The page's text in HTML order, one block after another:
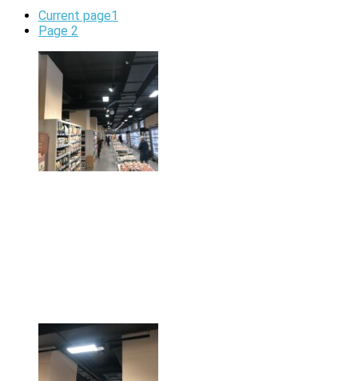
Current page1
Page 2